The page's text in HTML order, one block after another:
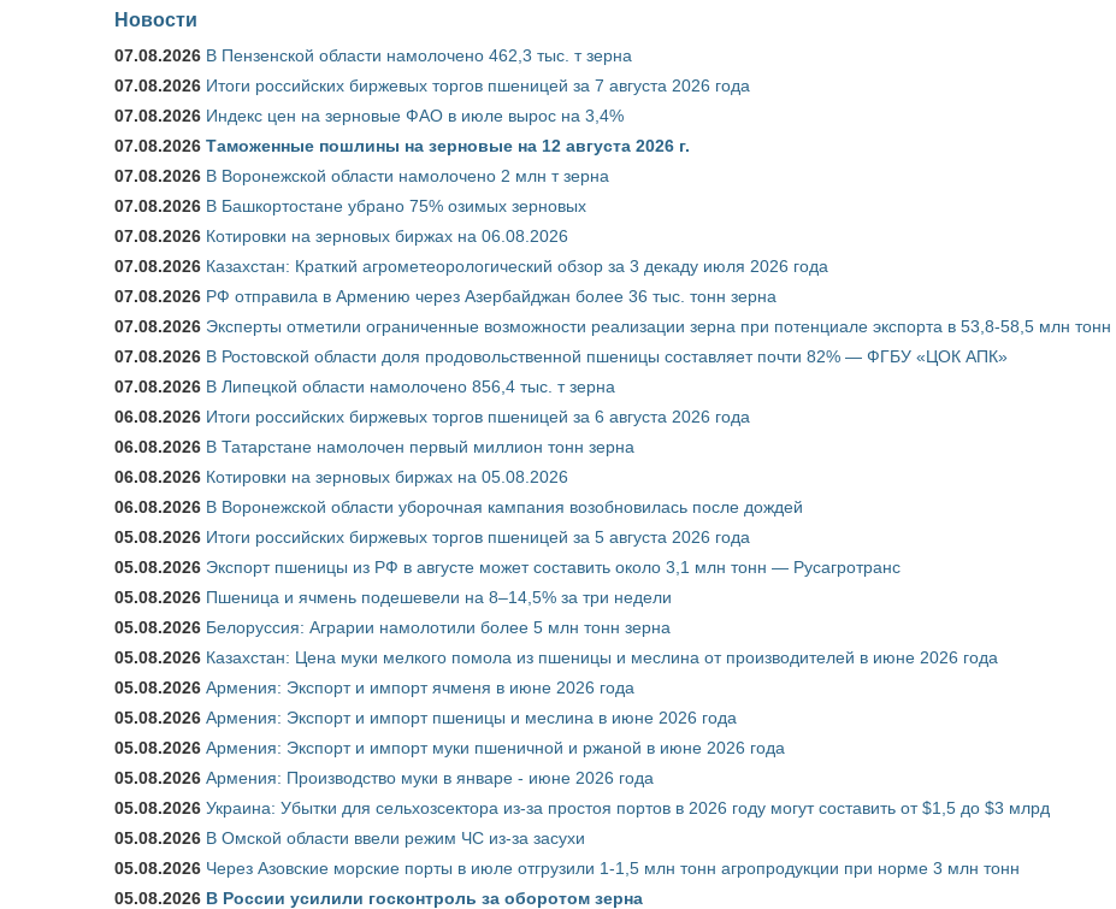
Новости
07.08.2026 В Пензенской области намолочено 462,3 тыс. т зерна
07.08.2026 Итоги российских биржевых торгов пшеницей за 7 августа 2026 года
07.08.2026 Индекс цен на зерновые ФАО в июле вырос на 3,4%
07.08.2026 Таможенные пошлины на зерновые на 12 августа 2026 г.
07.08.2026 В Воронежской области намолочено 2 млн т зерна
07.08.2026 В Башкортостане убрано 75% озимых зерновых
07.08.2026 Котировки на зерновых биржах на 06.08.2026
07.08.2026 Казахстан: Краткий агрометеорологический обзор за 3 декаду июля 2026 года
07.08.2026 РФ отправила в Армению через Азербайджан более 36 тыс. тонн зерна
07.08.2026 Эксперты отметили ограниченные возможности реализации зерна при потенциале экспорта в 53,8-58,5 млн тонн
07.08.2026 В Ростовской области доля продовольственной пшеницы составляет почти 82% — ФГБУ «ЦОК АПК»
07.08.2026 В Липецкой области намолочено 856,4 тыс. т зерна
06.08.2026 Итоги российских биржевых торгов пшеницей за 6 августа 2026 года
06.08.2026 В Татарстане намолочен первый миллион тонн зерна
06.08.2026 Котировки на зерновых биржах на 05.08.2026
06.08.2026 В Воронежской области уборочная кампания возобновилась после дождей
05.08.2026 Итоги российских биржевых торгов пшеницей за 5 августа 2026 года
05.08.2026 Экспорт пшеницы из РФ в августе может составить около 3,1 млн тонн — Русагротранс
05.08.2026 Пшеница и ячмень подешевели на 8–14,5% за три недели
05.08.2026 Белоруссия: Аграрии намолотили более 5 млн тонн зерна
05.08.2026 Казахстан: Цена муки мелкого помола из пшеницы и меслина от производителей в июне 2026 года
05.08.2026 Армения: Экспорт и импорт ячменя в июне 2026 года
05.08.2026 Армения: Экспорт и импорт пшеницы и меслина в июне 2026 года
05.08.2026 Армения: Экспорт и импорт муки пшеничной и ржаной в июне 2026 года
05.08.2026 Армения: Производство муки в январе - июне 2026 года
05.08.2026 Украина: Убытки для сельхозсектора из-за простоя портов в 2026 году могут составить от $1,5 до $3 млрд
05.08.2026 В Омской области ввели режим ЧС из-за засухи
05.08.2026 Через Азовские морские порты в июле отгрузили 1-1,5 млн тонн агропродукции при норме 3 млн тонн
05.08.2026 В России усилили госконтроль за оборотом зерна